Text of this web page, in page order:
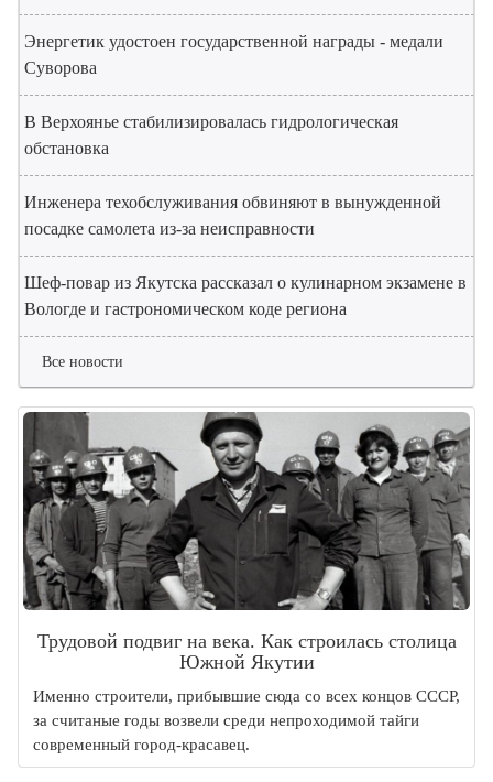
Энергетик удостоен государственной награды - медали
Суворова
В Верхоянье стабилизировалась гидрологическая
обстановка
Инженера техобслуживания обвиняют в вынужденной
посадке самолета из-за неисправности
Шеф-повар из Якутска рассказал о кулинарном экзамене в
Вологде и гастрономическом коде региона
Все новости
Трудовой подвиг на века. Как строилась столица
Южной Якутии
Именно строители, прибывшие сюда со всех концов СССР,
за считаные годы возвели среди непроходимой тайги
современный город-красавец.